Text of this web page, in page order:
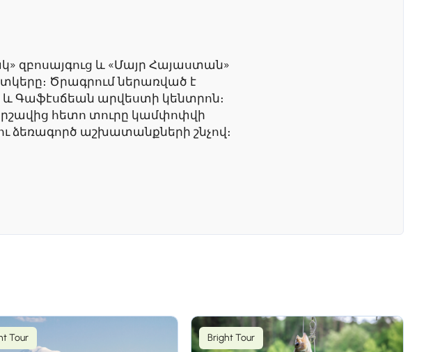
զբոսայգուց և «Մայր Հայաստան»
Ծրագրում ներառված է
և Գաֆէսճեան արվեստի կենտրոն։
հետո տուրը կամփոփվի
ձեռագործ աշխատանքների շնչով։
համտեսում - Երևան
1), որտեղ գտնվում է աշխարհի
դեպի հայտնի Նորավանքի վանք։
Tour Bright Tour